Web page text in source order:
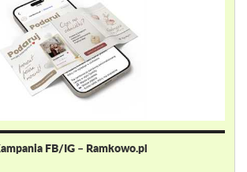
FB/IG – Ramkowo.pl